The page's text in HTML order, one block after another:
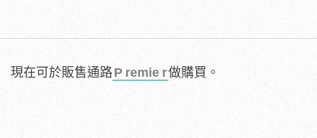
現在可於販售通路P remie r做購買。